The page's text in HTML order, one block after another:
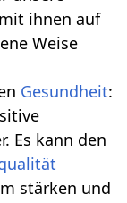
ihnen auf
Weise
Gesundheit:
Es kann den
stärken und